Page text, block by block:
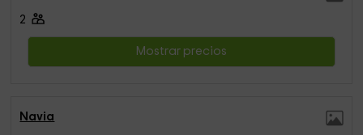
2
Mostrar precios
Navia